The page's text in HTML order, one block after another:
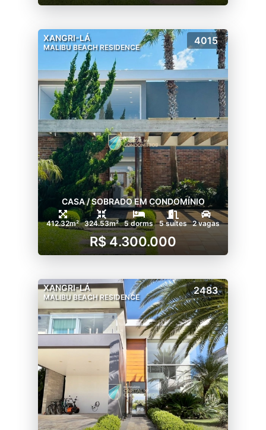
XANGRI-LÁ
MALIBU BEACH RESIDENCE
4015
CASA / SOBRADO EM CONDOMÍNIO
412.32m² 324.53m² 5 dorms 5 suítes 2 vagas
R$ 4.300.000
XANGRI-LÁ
MALIBU BEACH RESIDENCE
2483